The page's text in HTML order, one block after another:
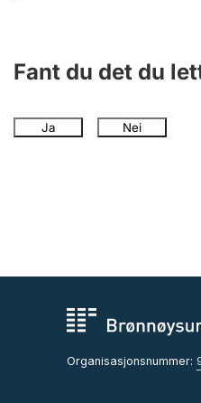
Fant du det du
Ja Nei
Organisasjonsnummer: